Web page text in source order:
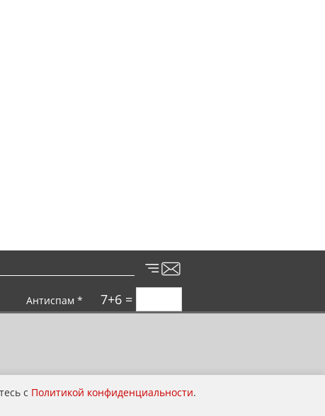
с Политикой конфиденциальности.
Антиспам * 7+6 =
Покупка выгодна для всей семьи!